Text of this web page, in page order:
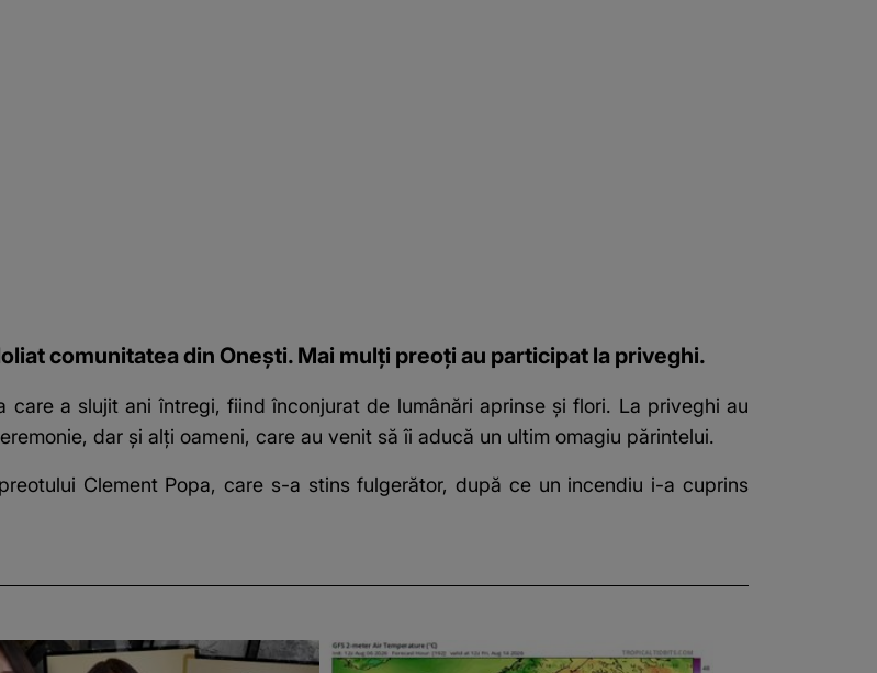
comunitatea din Onești. Mai mulți preoți au participat la priveghi.
a slujit ani întregi, fiind înconjurat de lumânări aprinse și flori. La priveghi au
dar și alți oameni, care au venit să îi aducă un ultim omagiu părintelui.
Clement Popa, care s-a stins fulgerător, după ce un incendiu i-a cuprins